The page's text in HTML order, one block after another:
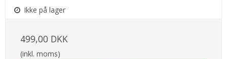
Ikke på lager
499,00 DKK
(inkl. moms)